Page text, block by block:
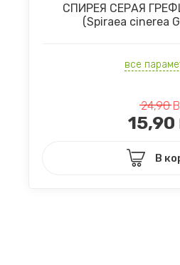
СПИРЕЯ СЕРАЯ
(Spiraea cinerea
все
24,90
15,90
В